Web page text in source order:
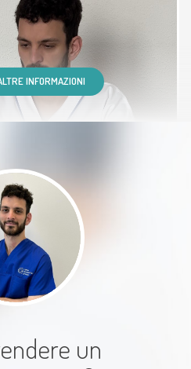
alcun dubbio a chi
serio,
subito l’origine
e già dalla prima
molto meglio.
INFORMAZIONI
un